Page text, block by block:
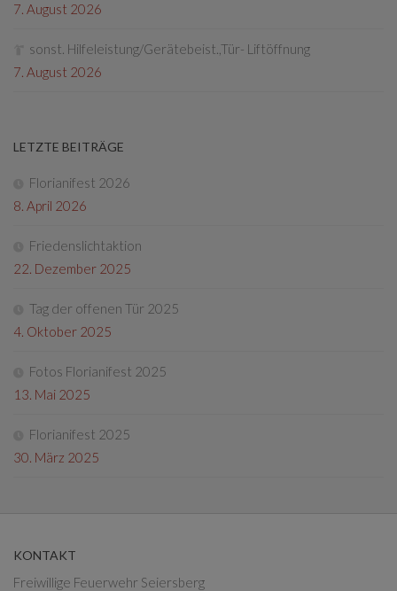
7. August 2026
sonst. Hilfeleistung/Gerätebeist.,Tür- Liftöffnung
7. August 2026
LETZTE BEITRÄGE
Florianifest 2026
8. April 2026
Friedenslichtaktion
22. Dezember 2025
Tag der offenen Tür 2025
4. Oktober 2025
Fotos Florianifest 2025
13. Mai 2025
Florianifest 2025
30. März 2025
KONTAKT
Freiwillige Feuerwehr Seiersberg